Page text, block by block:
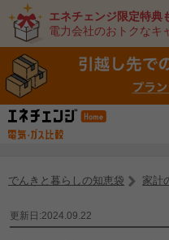
エネチェンジ限定特典
電力会社のおトクなキ
でんきと暮らしの知恵袋 家計
更新日:2024.09.22